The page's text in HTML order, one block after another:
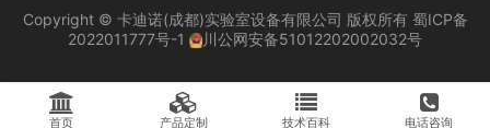
Copyright © 卡迪诺(成都)实验室设备有限公司 版权所有 蜀ICP备
2022011777号-1
川公网安备51012202002032号
首页 产品定制 技术百科 电话咨询